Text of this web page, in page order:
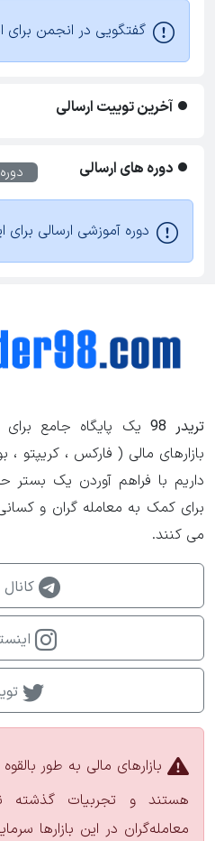
گفتگویی در انجمن برای
آخرین توییت ارسالی
دوره های ارسالی
دوره آموزشی ارسالی
تریدر 98
یک پایگاه جامع برای
بازارهای مالی ( فارکس ،
داریم با فراهم آوردن یک بستر
برای کمک به معامله گران و
می کنند.
کانال
بازارهای مالی به طور
هستند و تجربیات گذشته
معامله‌گران در این بازارها